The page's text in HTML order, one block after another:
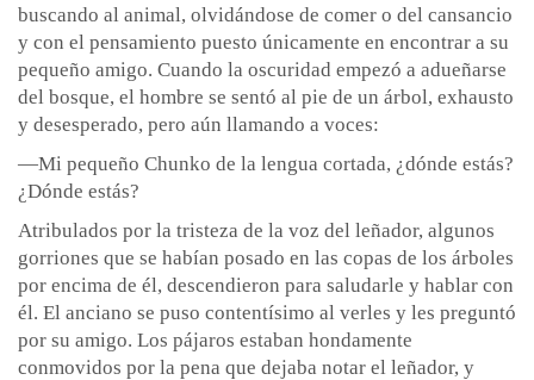
buscando al animal, olvidándose de comer o del cansancio
y con el pensamiento puesto únicamente en encontrar a su
pequeño amigo. Cuando la oscuridad empezó a adueñarse
del bosque, el hombre se sentó al pie de un árbol, exhausto
y desesperado, pero aún llamando a voces:
—Mi pequeño Chunko de la lengua cortada, ¿dónde estás?
¿Dónde estás?
Atribulados por la tristeza de la voz del leñador, algunos
gorriones que se habían posado en las copas de los árboles
por encima de él, descendieron para saludarle y hablar con
él. El anciano se puso contentísimo al verles y les preguntó
por su amigo. Los pájaros estaban hondamente
conmovidos por la pena que dejaba notar el leñador, y